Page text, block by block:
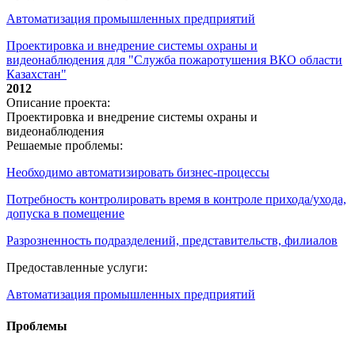
Автоматизация промышленных предприятий
Проектировка и внедрение системы охраны и
видеонаблюдения для "Служба пожаротушения ВКО области
Казахстан"
2012
Описание проекта:
Проектировка и внедрение системы охраны и
видеонаблюдения
Решаемые проблемы:
Необходимо автоматизировать бизнес-процессы
Потребность контролировать время в контроле прихода/ухода,
допуска в помещение
Разрозненность подразделений, представительств, филиалов
Предоставленные услуги:
Автоматизация промышленных предприятий
Проблемы